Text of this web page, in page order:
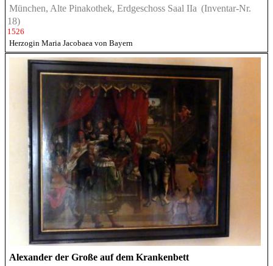
München, Alte Pinakothek, Erdgeschoss Saal IIa (Inventar-Nr.
18)
1526
Herzogin Maria Jacobaea von Bayern
Alexander der Große auf dem Krankenbett